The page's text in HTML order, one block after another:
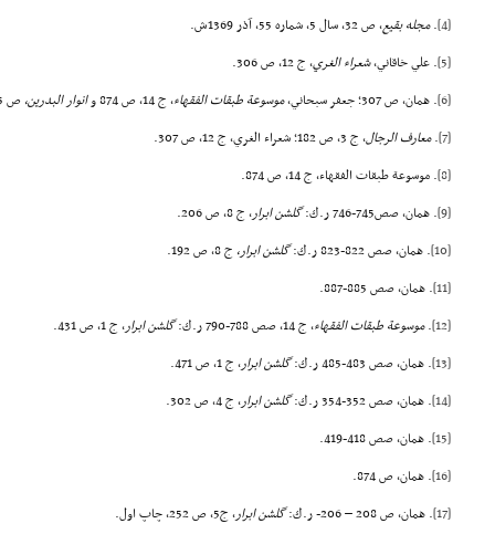
[4]
.مجله بقيع، ص 32، سال 5، شماره 55، آذر 1369ش.
[5] . علي خاقاني،شعراء الغري، ج 12، ص 306.
[6] . همان، ص 307؛ جعفر سبحاني، موسوعة طبقات الفقهاء، ج 14، ص 874 و انوار البدرين، ص 415.
[7]
.معارف الرجال، ج 3، ص 182؛ شعراء الغري، ج 12، ص 307.
[8] . موسوعة طبقات الفقهاء، ج 14، ص 874.
[9] . همان، صص745-746 ر.ك: گلشن ابرار، ج 8، ص 206.
[10]
. همان، صص 822-823 ر.ك: گلشن ابرار، ج 8، ص 192.
[11]
. همان، صص 885-887.
[12]
.موسوعة طبقات الفقهاء، ج 14، صص 788-790 ر.ك‌: گلشن ابرار، ج 1، ص 431.
[13]
. همان، صص 483-485 ر.ك: گلشن ابرار، ج 1، ص 471.
[14]
. همان، صص 352-354 ر.ك: گلشن ابرار، ج 4، ص 302.
[15]
. همان، صص 418-419.
[16]
. همان، ص 874.
[17]
. همان، ص 208 – 206- ر.ك: گلشن ابرار، ج5، ص 252، چاپ اول.